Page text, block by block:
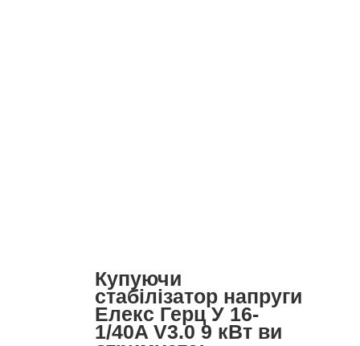
Купуючи
стабілізатор напруги
Елекс Герц У 16-
1/40A V3.0 9 кВт ви